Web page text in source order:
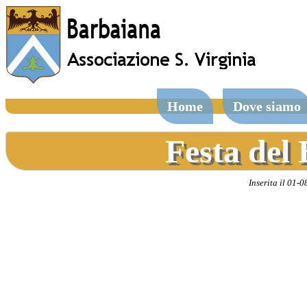
Home Dove siamo
Festa del
Inserita il 01-